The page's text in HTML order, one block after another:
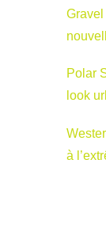
Polar
look
à